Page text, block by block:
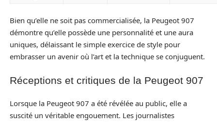
Bien qu’elle ne soit pas commercialisée, la Peugeot 907
démontre qu’elle possède une personnalité et une aura
uniques, délaissant le simple exercice de style pour
embrasser un avenir où l’art et la technique se conjuguent.
Réceptions et critiques de la Peugeot 907
Lorsque la Peugeot 907 a été révélée au public, elle a
suscité un véritable engouement. Les journalistes